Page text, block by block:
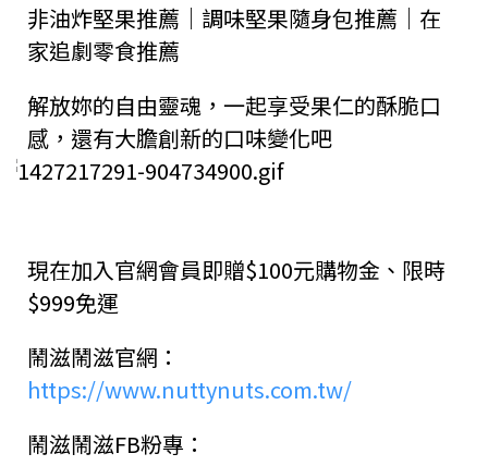
非油炸堅果推薦｜調味堅果隨身包推薦｜在
家追劇零食推薦
解放妳的自由靈魂，一起享受果仁的酥脆口
感，還有大膽創新的口味變化吧
現在加入官網會員即贈$100元購物金、限時
$999免運
鬧滋鬧滋官網：
https://www.nuttynuts.com.tw/
鬧滋鬧滋FB粉專：